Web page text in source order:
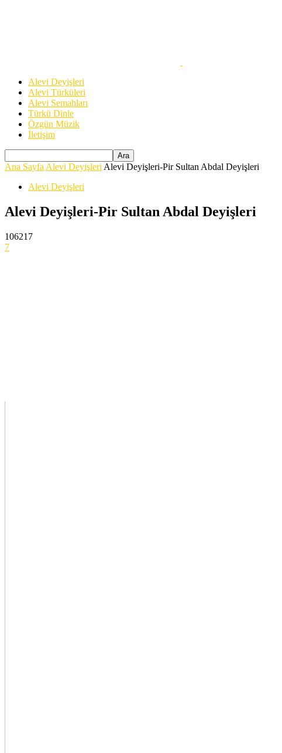
Alevi Deyişleri
Alevi Türküleri
Alevi Semahları
Türkü Dinle
Özgün Müzik
İletişim
Ana Sayfa Alevi Deyişleri Alevi Deyişleri-Pir Sultan Abdal Deyişleri
Alevi Deyişleri
Alevi Deyişleri-Pir Sultan Abdal Deyişleri
106217
7